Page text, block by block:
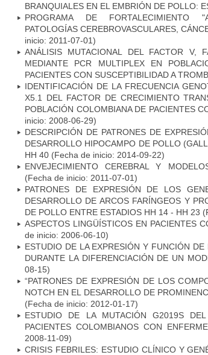
BRANQUIALES EN EL EMBRIÓN DE POLLO:
PROGRAMA DE FORTALECIMIENTO
PATOLOGÍAS CEREBROVASCULARES,
inicio: 2011-07-01)
ANÁLISIS MUTACIONAL DEL FACTOR V,
MEDIANTE PCR MULTIPLEX EN
PACIENTES CON SUSCEPTIBILIDAD A
IDENTIFICACIÓN DE LA FRECUENCIA
X5.1 DEL FACTOR DE CRECIMIENTO
POBLACIÓN COLOMBIANA DE PACIENTES
inicio: 2008-06-29)
DESCRIPCIÓN DE PATRONES DE
DESARROLLO HIPOCAMPO DE POLLO
HH 40 (Fecha de inicio: 2014-09-22)
ENVEJECIMIENTO CEREBRAL Y
(Fecha de inicio: 2011-07-01)
PATRONES DE EXPRESIÓN DE LOS
DESARROLLO DE ARCOS FARÍNGEOS Y
DE POLLO ENTRE ESTADIOS HH 14 - HH 23
ASPECTOS LINGÜÍSTICOS EN PACIENTES
de inicio: 2006-06-10)
ESTUDIO DE LA EXPRESIÓN Y FUNCIÓN
DURANTE LA DIFERENCIACIÓN DE UN
08-15)
“PATRONES DE EXPRESIÓN DE LOS
NOTCH EN EL DESARROLLO DE
(Fecha de inicio: 2012-01-17)
ESTUDIO DE LA MUTACIÓN G2019S
PACIENTES COLOMBIANOS CON
2008-11-09)
CRISIS FEBRILES: ESTUDIO CLÍNICO Y